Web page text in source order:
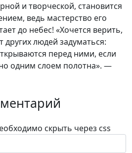
и творческой, становится
ведь мастерство его
до небес! «Хочется верить,
других людей задуматься:
перед ними, если
одним слоем полотна». —
скрыть через css